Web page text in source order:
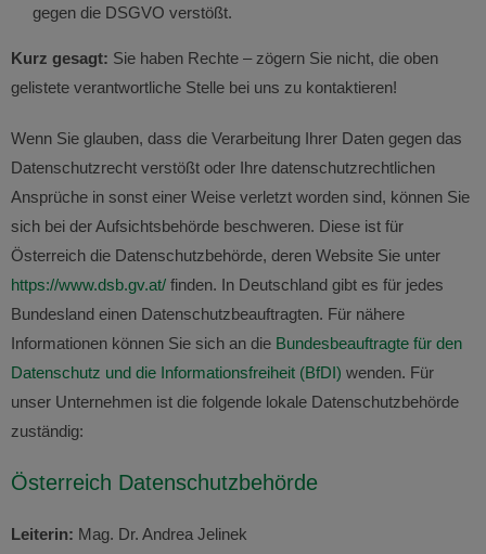
gegen die DSGVO verstößt.
Kurz gesagt: Sie haben Rechte – zögern Sie nicht, die oben
gelistete verantwortliche Stelle bei uns zu kontaktieren!
Wenn Sie glauben, dass die Verarbeitung Ihrer Daten gegen das
Datenschutzrecht verstößt oder Ihre datenschutzrechtlichen
Ansprüche in sonst einer Weise verletzt worden sind, können Sie
sich bei der Aufsichtsbehörde beschweren. Diese ist für
Österreich die Datenschutzbehörde, deren Website Sie unter
https://www.dsb.gv.at/ finden. In Deutschland gibt es für jedes
Bundesland einen Datenschutzbeauftragten. Für nähere
Informationen können Sie sich an die Bundesbeauftragte für den
Datenschutz und die Informationsfreiheit (BfDI) wenden. Für
unser Unternehmen ist die folgende lokale Datenschutzbehörde
zuständig:
Österreich Datenschutzbehörde
Leiterin: Mag. Dr. Andrea Jelinek